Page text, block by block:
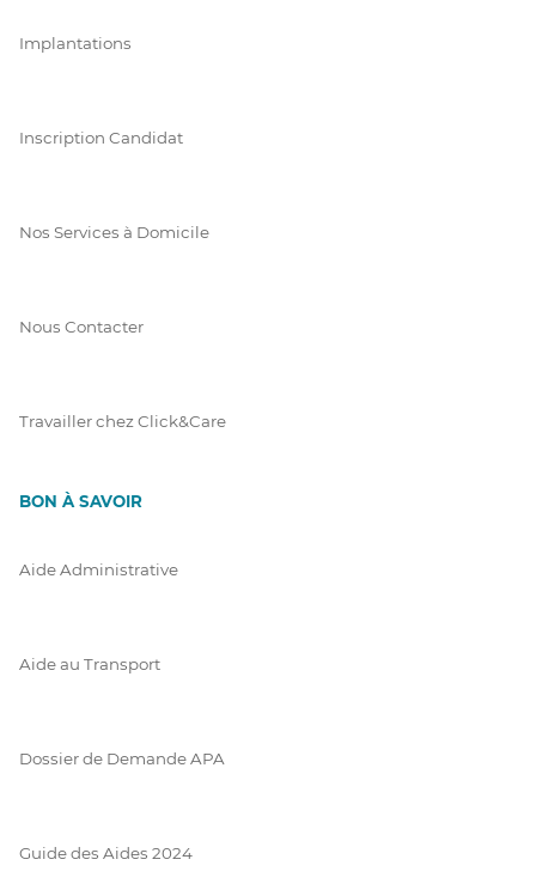
Implantations
Inscription Candidat
Nos Services à Domicile
Nous Contacter
Travailler chez Click&Care
BON À SAVOIR
Aide Administrative
Aide au Transport
Dossier de Demande APA
Guide des Aides 2024